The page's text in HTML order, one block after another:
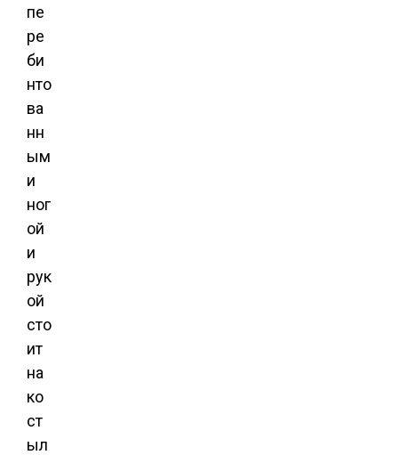
пе
ре
би
нто
ва
нн
ым
и
ног
ой
и
рук
ой
сто
ит
на
ко
ст
ыл